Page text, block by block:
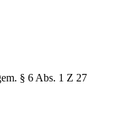
§ 6 Abs. 1 Z 27